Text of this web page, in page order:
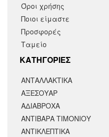
Όροι χρήσης
Ποιοι είμαστε
Προσφορές
Ταμείο
KΑΤΗΓΟΡΙΕΣ
ΑΝΤΑΛΛΑΚΤΙΚΆ
ΑΞΕΣΟΥΆΡ
ΑΔΙΑΒΡΟΧΑ
ΑΝΤΙΒΑΡΑ ΤΙΜΟΝΙΟΥ
ΑΝΤΙΚΛΕΠΤΙΚΑ